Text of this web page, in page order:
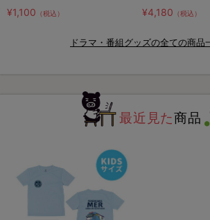
¥1,100 （税込）
ホルダー2種セッ
¥4,180 （税込）
ドラマ・番組グッズの全ての商品
最近見た商品